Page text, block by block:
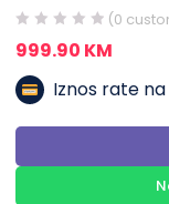
(0
999.90 KM
Iznos rate na